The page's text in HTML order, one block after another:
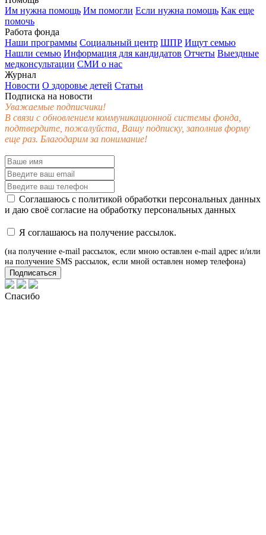
Им нужна помощь Им помогли Если нужна помощь Как еще
помочь
Работа фонда
Наши программы Социальный центр ШПР Ищут семью
Нашли семью Информация для кандидатов Отчеты Выездные
медконсультации СМИ о нас
Журнал
Новости О здоровье детей Статьи
Подписка на новости
Уважаемые подписчики!
В связи с обновлением коммуникационной системы фонда,
подтвердите, пожалуйста, Вашу подписку, заполнив форму
еще раз. Благодарим за понимание!
Соглашаюсь с политикой обработки персональных данных
и даю своё согласие на обработку персональных данных
Я соглашаюсь на получение рассылок.
(на получение e-mail рассылок, если мною оставлен e-mail адрес и/или
на получение SMS рассылок, если мной оставлен номер телефона)
Подписаться
Спасибо